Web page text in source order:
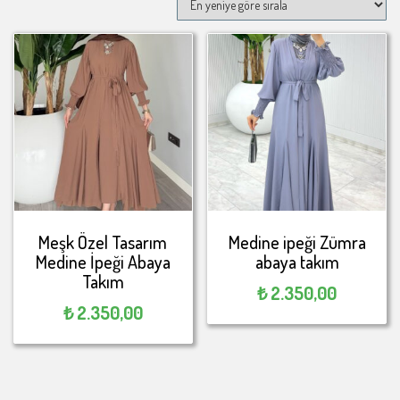
Meşk Özel Tasarım
Medine İpeği Abaya
Takım
₺2.350,00
Medine ipeği Zümra
abaya takım
₺2.350,00